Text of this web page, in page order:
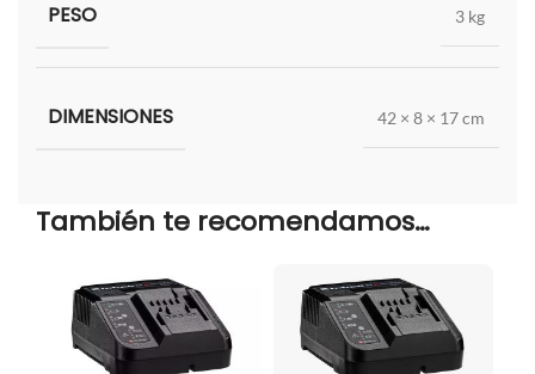
PESO 3 kg
DIMENSIONES 42 × 8 × 17 cm
También te recomendamos…